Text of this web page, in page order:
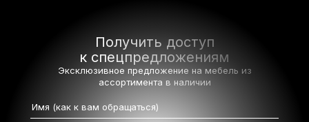
Получить доступ
к спецпредложениям
Эксклюзивное предложение на мебель из
ассортимента в наличии